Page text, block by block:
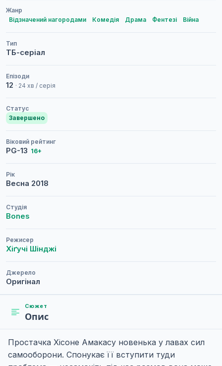
Жанр
Відзначений нагородами
Комедія Драма Фентезі Війна
Тип
ТБ-серіал
Епізоди
12 · 24 хв / серія
Статус
Завершено
Віковий рейтинг
PG-13 16+
Рік
Весна 2018
Студія
Bones
Режисер
Хіґучі Шінджі
Джерело
Оригінал
Сюжет
Опис
Простачка Хісоне Амакасу новенька у лавах сил
самооборони. Спонукає її вступити туди